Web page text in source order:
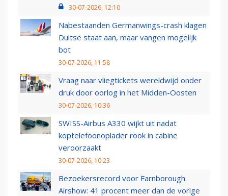
30-07-2026, 12:10
Nabestaanden Germanwings-crash klagen
Duitse staat aan, maar vangen mogelijk
bot
30-07-2026, 11:58
Vraag naar vliegtickets wereldwijd onder
druk door oorlog in het Midden-Oosten
30-07-2026, 10:36
SWISS-Airbus A330 wijkt uit nadat
koptelefoonoplader rook in cabine
veroorzaakt
30-07-2026, 10:23
Bezoekersrecord voor Farnborough
Airshow: 41 procent meer dan de vorige